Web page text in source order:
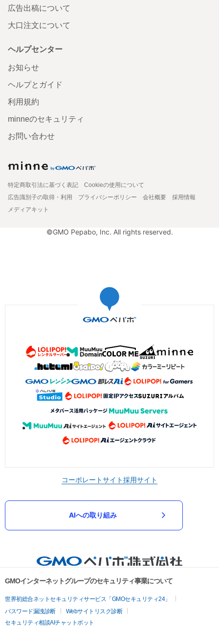
広告出稿について
大口注文について
ヘルプセンター
お知らせ
ヘルプとガイド
利用規約
minneのセキュリティ
お問い合わせ
特定商取引法に基づく表記
Cookieの使用について
広告識別子の取得・利用
プライバシーポリシー 会社概要
採用情報
メディアキット
©GMO Pepabo, Inc. All rights reserved.
コーポレートサイト採用サイト
AIへの取り組み
GMOインターネットグループのセキュリティ事業について
世界初総合ネットセキュリティサービス「GMOセキュリティ24」
パスワード漏洩診断
Webサイトリスク診断
セキュリティ相談AIチャットボット